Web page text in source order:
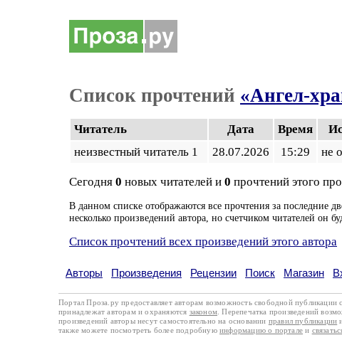
Список прочтений «Ангел-
Читатель Дата Время
неизвестный читатель 1
28.07.2026 15:29 не
Сегодня 0 новых читателей и 0 прочтений этого
В данном списке отображаются все прочтения за последние
несколько произведений автора, но счетчиком читателей он
Список прочтений всех произведений этого автора
Авторы Произведения Рецензии Поиск Магазин
Портал Проза.ру предоставляет авторам возможность свободной
принадлежат авторам и охраняются законом . Перепечатка произведений
произведений авторы несут самостоятельно на основании правил публикации
также можете посмотреть более подробную информацию о портале и